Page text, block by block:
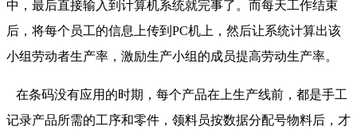
中，最后直接输入到计算机系统就完事了。而每天工作结束
后，将每个员工的信息上传到PC机上，然后让系统计算出该
小组劳动者生产率，激励生产小组的成员提高劳动生产率。
在条码没有应用的时期，每个产品在上生产线前，都是手工
记录产品所需的工序和零件，领料员按数据分配号物料后，才